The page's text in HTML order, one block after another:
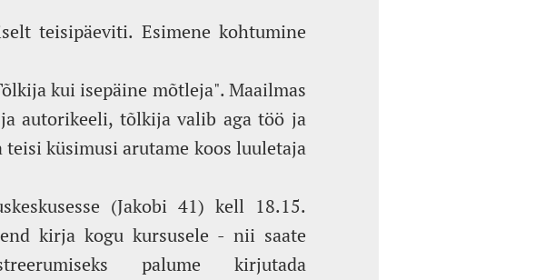
teisipäeviti. Esimene kohtumine
kui isepäine mõtleja". Maailmas
autorikeeli, tõlkija valib aga töö ja
teisi küsimusi arutame koos luuletaja
(Jakobi 41) kell 18.15.
kirja kogu kursusele - nii saate
palume kirjutada